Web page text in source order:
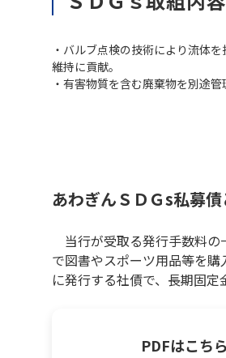
・バルブ点検の技術により流体
維持に貢献。
・有害物質を含む廃棄物を別途管
あわぎんＳＤＧs私募
当行が受取る発行手数料の
で図書やスポーツ用品等を
に発行する社債で、長期固定
PDFはこちら